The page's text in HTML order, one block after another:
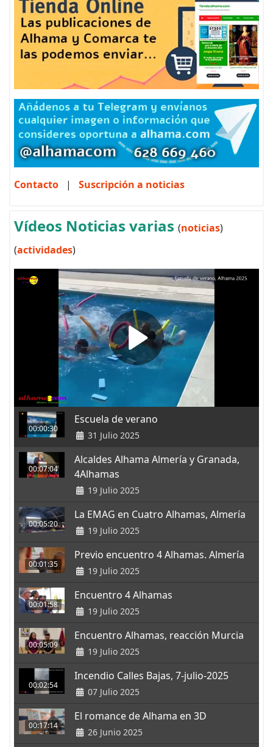
Contacto | Suscripción a noticias
Vídeos Noticias varias (noticias)
(actividades)
00:00:30
Escuela de verano
31 Julio 2025
00:07:04
Alcaldes Alhama Almería y Granada,
4Alhamas
19 Julio 2025
00:05:20
La EMAG en Cuatro Alhamas, Almería
19 Julio 2025
00:01:35
Previo encuentro 4 Alhamas. Almería
19 Julio 2025
00:01:58
Encuentro 4 Alhamas
19 Julio 2025
00:05:09
Encuentro Alhamas, reacción Murcia
19 Julio 2025
00:02:54
Incendio Calles Bajas, 7-julio-2025
07 Julio 2025
00:17:14
El romance de Alhama en 3D
26 Junio 2025